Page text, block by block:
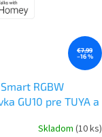
€7,99
–16 %
RGBW
GU10 pre TUYA a
Skladom (10 ks)